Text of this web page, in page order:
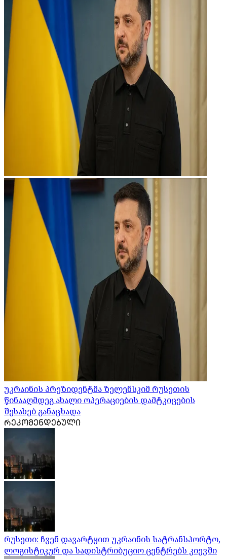
უკრაინის პრეზიდენტმა ზელენსკიმ რუსეთის
წინააღმდეგ ახალი ოპერაციების დამტკიცების
შესახებ განაცხადა
ᲠᲔᲙᲝᲛᲔᲜᲓᲔᲑᲣᲚᲘ
რუსეთი: ჩვენ დავარტყით უკრაინის სატრანსპორტო,
ლოგისტიკურ და სადისტრიბუციო ცენტრებს კიევში